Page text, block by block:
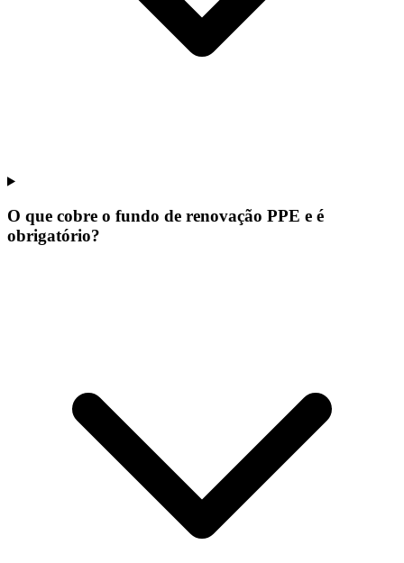
O que cobre o fundo de renovação PPE e é
obrigatório?